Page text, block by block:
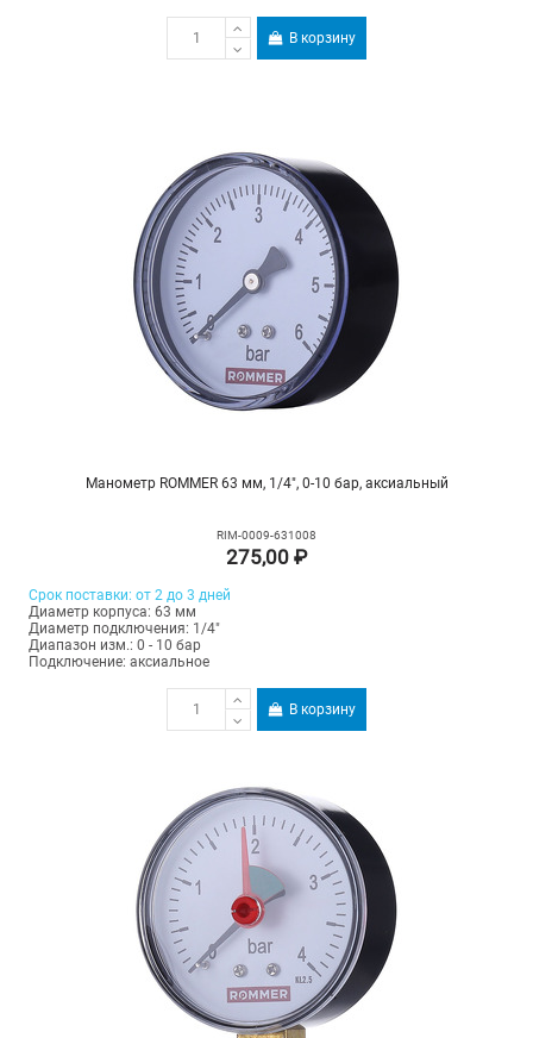
В корзину
Манометр ROMMER 63 мм, 1/4", 0-10 бар, аксиальный
RIM-0009-631008
275,00 ₽
Срок поставки: от 2 до 3 дней
Диаметр корпуса: 63 мм
Диаметр подключения: 1/4"
Диапазон изм.: 0 - 10 бар
Подключение: аксиальное
В корзину